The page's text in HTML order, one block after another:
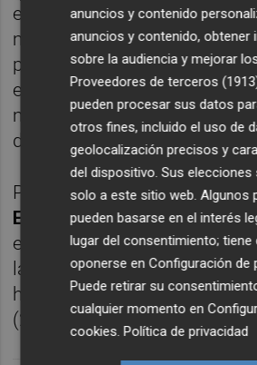
encajados en otros tantos
mitad de estos goles (3)
primera jornada, ante el
entonces, el Castellón nunca
más de un tanto en ninguno
desplazamientos.
Para seguir en esa línea, los
Escobartratarán de reducir a
equipos menos eficaces en
la Liga, en Alcoi, y al
ha marcado en casa de toda
(20), en Vila-real.
anuncios y contenido
anuncios y contenido, obtener
sobre la audiencia y mejorar
Proveedores de terceros
pueden procesar sus datos
otros fines, incluido el uso de
geolocalización precisos y
del dispositivo. Sus elecciones
solo a este sitio web. Algunos
pueden basarse en el interés
lugar del consentimiento; tiene
oponerse enConfiguración de
Puede retirar su
cualquier momento en
cookies.Política de privacidad